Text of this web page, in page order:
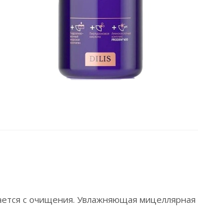
с очищения. Увлажняющая мицеллярная